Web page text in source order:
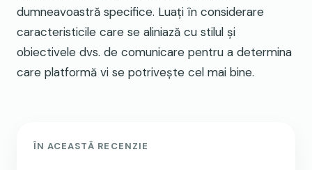
dumneavoastră specifice. Luați în considerare
caracteristicile care se aliniază cu stilul și
obiectivele dvs. de comunicare pentru a determina
care platformă vi se potrivește cel mai bine.
ÎN ACEASTĂ RECENZIE